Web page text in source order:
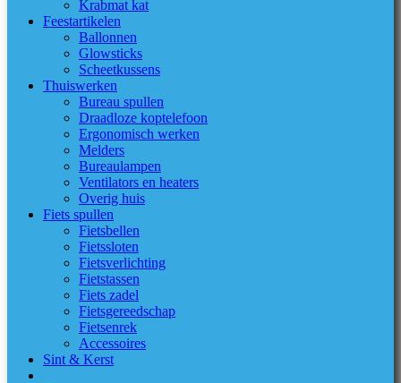
Krabmat kat
Feestartikelen
Ballonnen
Glowsticks
Scheetkussens
Thuiswerken
Bureau spullen
Draadloze koptelefoon
Ergonomisch werken
Melders
Bureaulampen
Ventilators en heaters
Overig huis
Fiets spullen
Fietsbellen
Fietssloten
Fietsverlichting
Fietstassen
Fiets zadel
Fietsgereedschap
Fietsenrek
Accessoires
Sint & Kerst